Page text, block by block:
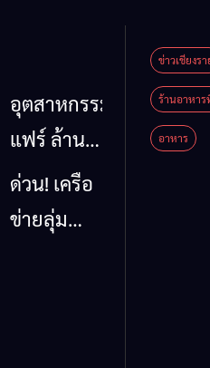
อุตสาหกรรม
แฟร์ ล้าน
นาตะวัน
ออก
ด่วน! เครือ
ข่ายลุ่มน้ำ
ข่าวเชียงรา
ร้านอาหา
อาหาร